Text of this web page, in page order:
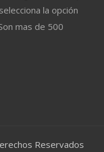
la opción
mas de 500
Reservados